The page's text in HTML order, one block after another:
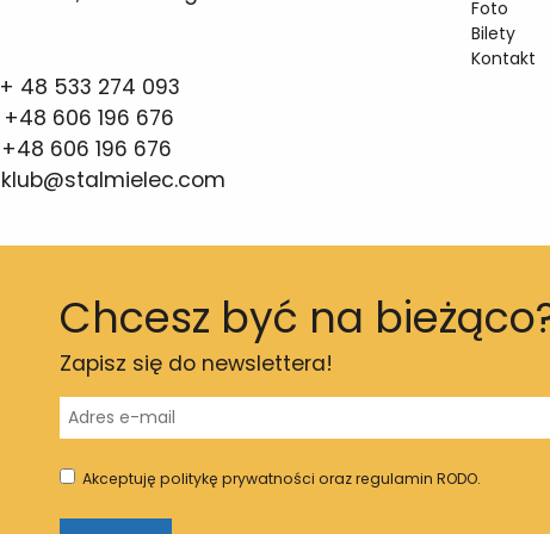
+ 48 533 274 093
+48 606 196 676
+48 606 196 676
klub@stalmielec.com
Foto
Bilety
Kontakt
Chcesz być na
Zapisz się do newslettera!
Akceptuję politykę prywatności oraz regulamin RODO.